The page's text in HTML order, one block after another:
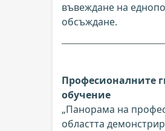
въвеждане на
обсъждане.
Професионалните
обучение
„Панорама на
областта